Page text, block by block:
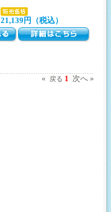
21,139円（税込）
« 戻る 1 次へ »